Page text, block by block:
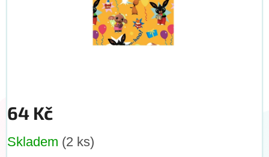
64 Kč
cena:
Skladem (2 ks)